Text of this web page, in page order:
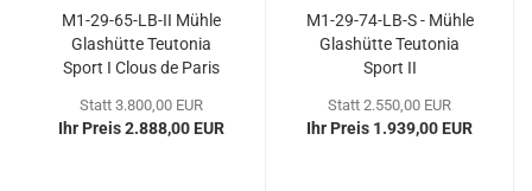
M1-​29-​65-LB-II Mühle
Glas­hüt­te Teu­to­nia
Sport I Clous de Paris
Statt 3.800,00 EUR
Ihr Preis 2.888,00 EUR
M1-​29-​74-LB-S - Mühle
Glas­hüt­te Teu­to­nia
Sport II
Statt 2.550,00 EUR
Ihr Preis 1.939,00 EUR